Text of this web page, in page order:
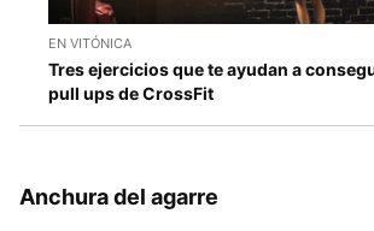
EN VITÓNICA
Tres ejercicios que te ayudan a
pull ups de CrossFit
Anchura del agarre